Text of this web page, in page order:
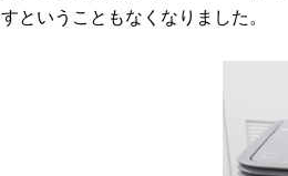
すということもなくなりました。